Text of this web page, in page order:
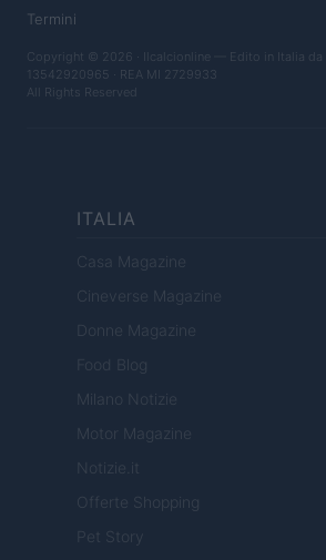
Termini
Copyright © 2026 · Ilcalcionline — Edito in Italia da
13542920965 · REA MI 2729933
All Rights Reserved
ITALIA
Casa Magazine
Cineverse Magazine
Donne Magazine
Food Blog
Milano Notizie
Motor Magazine
Notizie.it
Offerte Shopping
Pet Story